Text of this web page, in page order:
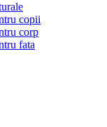
copii
corp
fata